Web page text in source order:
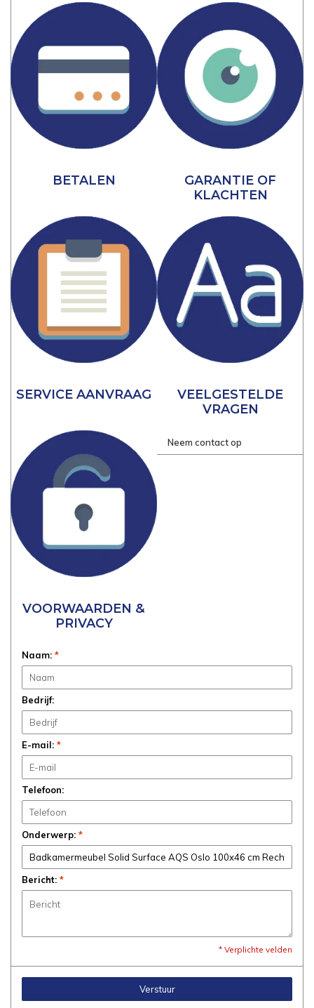
BETALEN
GARANTIE OF
KLACHTEN
SERVICE AANVRAAG
VEELGESTELDE
VRAGEN
VOORWAARDEN &
PRIVACY
Neem contact op
Naam: *
Bedrijf:
E-mail: *
Telefoon:
Onderwerp: *
Bericht: *
* Verplichte velden
Verstuur